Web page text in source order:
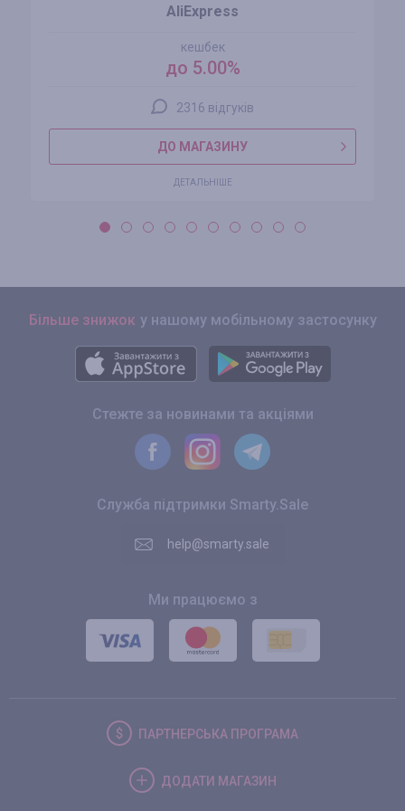
AliExpress
кешбек
до 5.00%
2316 відгуків
ДО МАГАЗИНУ
ДЕТАЛЬНІШЕ
Більше знижок у нашому мобільному застосунку
Стежте за новинами та акціями
Служба підтримки Smarty.Sale
help@smarty.sale
Ми працюємо з
ПАРТНЕРСЬКА ПРОГРАМА
ДОДАТИ МАГАЗИН